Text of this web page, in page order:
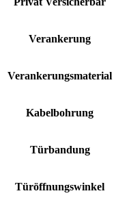
Verankerung
Verankerungsmaterial
Kabelbohrung
Türbandung
Türöffnungswinkel